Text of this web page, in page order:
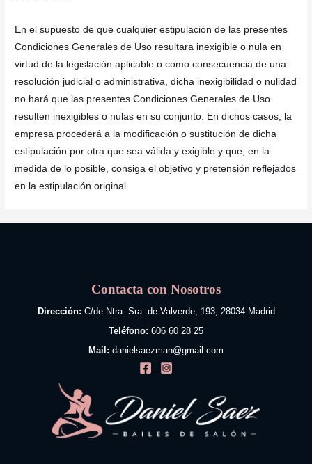
En el supuesto de que cualquier estipulación de las presentes
Condiciones Generales de Uso resultara inexigible o nula en
virtud de la legislación aplicable o como consecuencia de una
resolución judicial o administrativa, dicha inexigibilidad o nulidad
no hará que las presentes Condiciones Generales de Uso
resulten inexigibles o nulas en su conjunto. En dichos casos, la
empresa procederá a la modificación o sustitución de dicha
estipulación por otra que sea válida y exigible y que, en la
medida de lo posible, consiga el objetivo y pretensión reflejados
en la estipulación original.
Contacta con Nosotros
Dirección: C/de Ntra. Sra. de Valverde, 193, 28034 Madrid
Teléfono: 606 60 28 25
Mail: danielsaezman@gmail.com